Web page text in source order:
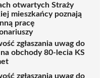
otwartych Straży
mieszkańcy poznają
pracę
zgłaszania uwag do
obchody 80-lecia KS
zgłaszania uwag do